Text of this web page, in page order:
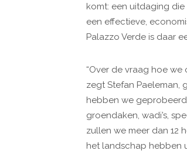
komt: een uitdaging
een effectieve,
Palazzo Verde is daar
“Over de vraag hoe
zegt Stefan Paeleman,
hebben we
groendaken, wadi’s,
zullen we meer dan 12
het landschap hebben